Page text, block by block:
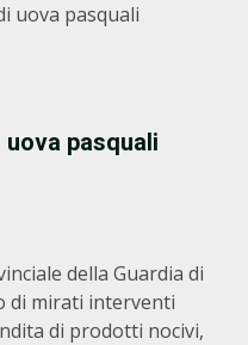
uova pasquali
pasquali
della Guardia di
di mirati interventi
di prodotti nocivi,